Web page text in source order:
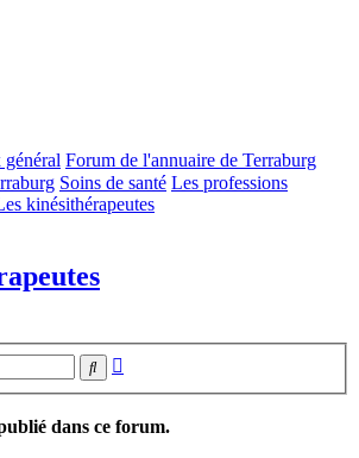
général Forum de l'annuaire de Terraburg
Soins de santé Les professions
kinésithérapeutes
Rechercher
dans ce forum.